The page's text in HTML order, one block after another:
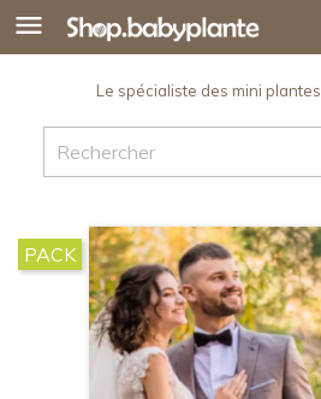

Le spécialiste des mini plantes
PACK